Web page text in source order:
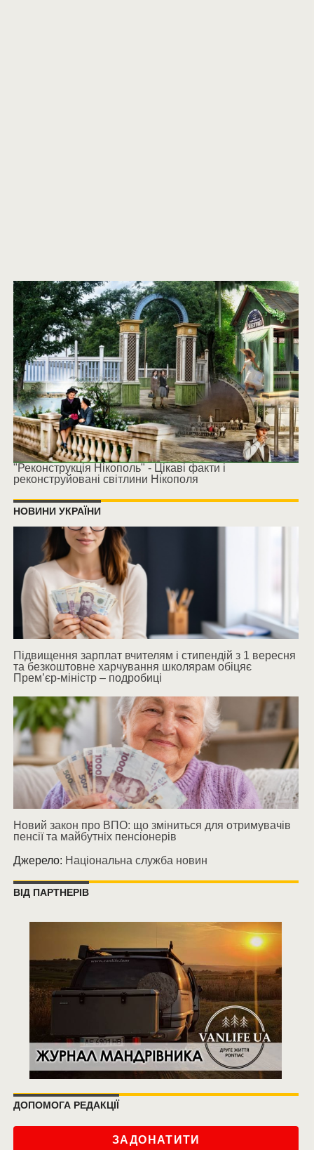
"Реконструкція Нікополь" - Цікаві факти і
реконструйовані світлини Нікополя
НОВИНИ УКРАЇНИ
Підвищення зарплат вчителям і стипендій з 1 вересня
та безкоштовне харчування школярам обіцяє
Прем’єр-міністр – подробиці
Новий закон про ВПО: що зміниться для отримувачів
пенсії та майбутніх пенсіонерів
Джерело: Національна служба новин
ВІД ПАРТНЕРІВ
ДОПОМОГА РЕДАКЦІЇ
ЗАДОНАТИТИ